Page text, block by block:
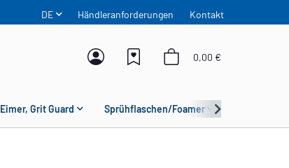
DE Händleranforderungen Kontakt
0,00 €
Eimer, Grit Guard Sprühflaschen/Foamer